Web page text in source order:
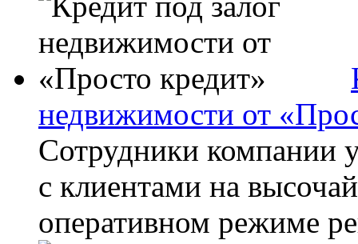
недвижимости от
Сотрудники компании
с клиентами на
оперативном режиме